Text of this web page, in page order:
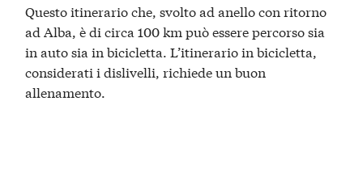
Questo itinerario che, svolto ad anello con ritorno
ad Alba, è di circa 100 km può essere percorso sia
in auto sia in bicicletta. L’itinerario in bicicletta,
considerati i dislivelli, richiede un buon
allenamento.